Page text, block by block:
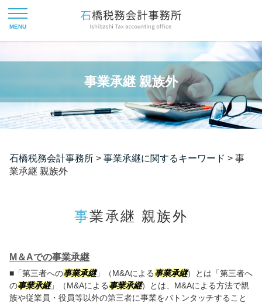
事業承継 親族外
石橋税務会計事務所 > 事業承継に関するキーワード > 事
業承継 親族外
事業承継 親族外
M＆Aでの事業承継
■「第三者への事業承継」（M&Aによる事業承継）とは「第三者へ
の事業承継」（M&Aによる事業承継）とは、M&Aによる方法で親
族や従業員・役員等以外の第三者に事業をバトンタッチすること